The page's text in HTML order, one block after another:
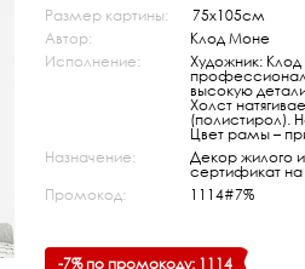
Размер картины:
75х105см
Автор:
Клод Моне
Исполнение:
Художник:
высокую
Холст
(полистирол).
Цвет рамы –
Назначение:
Декор жилого
сертификат
Промокод:
1114#7%
-7% по промокоду: 1114